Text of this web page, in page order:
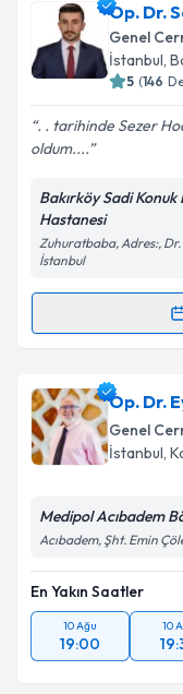
Op. Dr.
Genel
İstanbul,
5 (146
. . tarihinde Sezer
oldum....
Bakırköy Sadi
Hastanesi
Zuhuratbaba, Adres:, Dr.
İstanbul
Randevu
Op. Dr. Sezer
oluşturun. Size
takvim
Kişisel
Metni'ni
Op. Dr.
Genel
İstanbul,
Medipol Acıbadem
Acıbadem, Şht. Emin
En Yakın Saatler
10 Ağu
19:00
10